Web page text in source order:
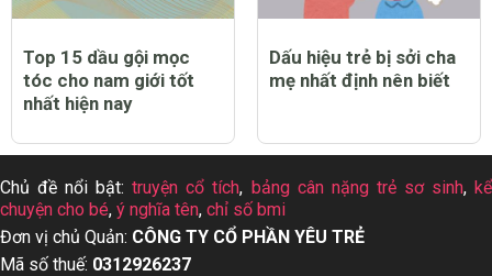
Top 15 dầu gội mọc
tóc cho nam giới tốt
nhất hiện nay
Dấu hiệu trẻ bị sởi cha
mẹ nhất định nên biết
Chủ đề nổi bật:truyện cổ tích, bảng cân nặng trẻ sơ sinh,kể
chuyện cho bé, ý nghĩa tên, chỉ số bmi
Đơn vị chủ Quản: CÔNG TY CỔ PHẦN YÊU TRẺ
Mã số thuế: 0312926237